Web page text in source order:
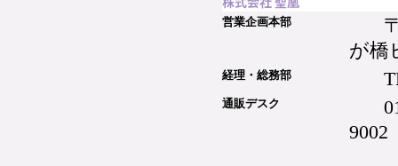
営業企画本部
が橋
経理・総務部
通販デスク
9002